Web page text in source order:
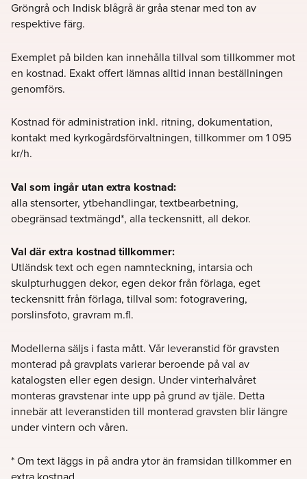
Gröngrå och Indisk blågrå är gråa stenar med ton av
respektive färg.
Exemplet på bilden kan innehålla tillval som tillkommer mot
en kostnad. Exakt offert lämnas alltid innan beställningen
genomförs.
Kostnad för administration inkl. ritning, dokumentation,
kontakt med kyrkogårdsförvaltningen, tillkommer om 1 095
kr/h.
Val som ingår utan extra kostnad:
allastensorter, ytbehandlingar, textbearbetning,
obegränsad textmängd*, alla teckensnitt, all dekor.
Val där extra kostnad tillkommer:
Utländsk text och egen namnteckning, intarsia och
skulpturhuggen dekor, egen dekor från förlaga, eget
teckensnitt från förlaga, tillval som: fotogravering,
porslinsfoto, gravram m.fl.
Modellerna säljs i fasta mått. Vår leveranstid för gravsten
monterad på gravplats varierar beroende på val av
katalogsten eller egen design. Undervinterhalvåret
monteras gravstenar inte upp på grund av tjäle. Detta
innebär att leveranstiden till monterad gravsten blir längre
under vintern och våren.
* Om text läggs in på andra ytor än framsidan tillkommer en